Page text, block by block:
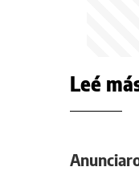
Leé